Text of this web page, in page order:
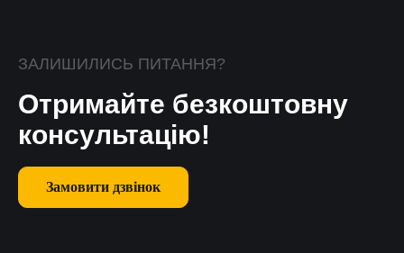
ЗАЛИШИЛИСЬ ПИТАННЯ?
Отримайте безкоштовну
консультацію!
Замовити дзвінок